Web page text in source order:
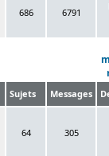
686 6791
Sujets Messages
64 305